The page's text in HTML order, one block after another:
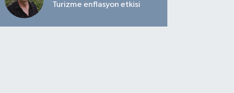
Turizme enflasyon etkisi